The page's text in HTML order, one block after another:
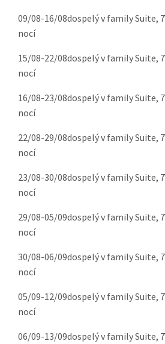
09/08-16/08dospelý v family Suite, 7
nocí
15/08-22/08dospelý v family Suite, 7
nocí
16/08-23/08dospelý v family Suite, 7
nocí
22/08-29/08dospelý v family Suite, 7
nocí
23/08-30/08dospelý v family Suite, 7
nocí
29/08-05/09dospelý v family Suite, 7
nocí
30/08-06/09dospelý v family Suite, 7
nocí
05/09-12/09dospelý v family Suite, 7
nocí
06/09-13/09dospelý v family Suite, 7